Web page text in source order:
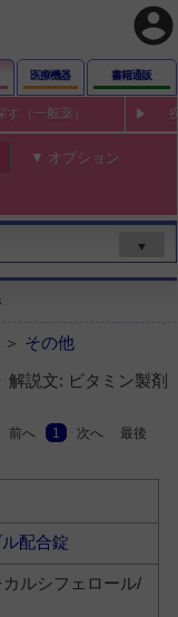
account_circle
医療機器 書籍通販
す（一般薬）
オプション
▼
＞ その他
解説文: ビタミン製剤
前へ 1 次へ 最後
配合錠
ルシフェロール/